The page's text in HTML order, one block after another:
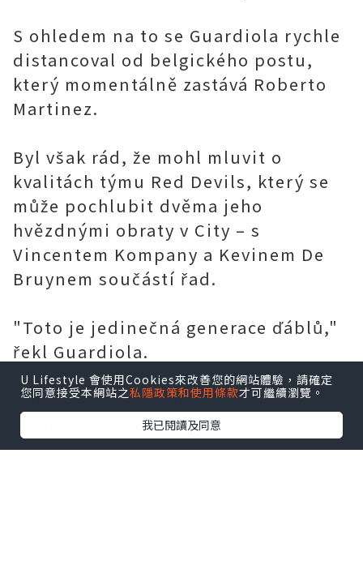
S ohledem na to se Guardiola rychle
distancoval od belgického postu,
který momentálně zastává Roberto
Martinez.
Byl však rád, že mohl mluvit o
kvalitách týmu Red Devils, který se
může pochlubit dvěma jeho
hvězdnými obraty v City – s
Vincentem Kompany a Kevinem De
Bruynem součástí řad.
"Toto je jedinečná generace ďáblů,"
řekl Guardiola.
„Množství skvělých hráčů ve vašem
národním týmu je skvělé – útočníci,
záložníci, obránci a fantastický
U Lifestyle 會使用Cookies來改善您的網站體驗，請確定
您同意接受本網站之私隱政策和使用條款才可繼續瀏覽。
我已閱讀及同意